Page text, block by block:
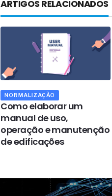
ARTIGOS RELACIONADOS
NORMALIZAÇÃO
Como elaborar um
manual de uso,
operação e manutenção
de edificações